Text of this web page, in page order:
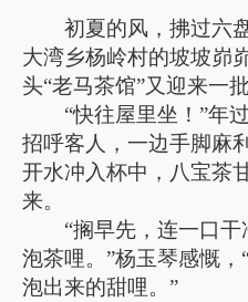
初夏的风，拂过六
大湾乡杨岭村的坡坡峁
头“老马茶馆”又迎来一
“快往屋里坐！”年
招呼客人，一边手脚麻
开水冲入杯中，八宝茶
来。
“搁早先，连一口
泡茶哩。”杨玉琴感慨
泡出来的甜哩。”